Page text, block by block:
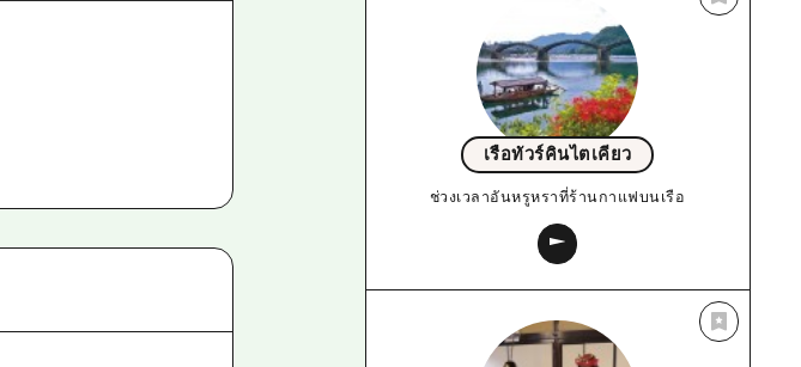
เรือทัวร์คินไตเคียว
ช่วงเวลาอันหรูหราที่ร้านกาแฟบนเรือ